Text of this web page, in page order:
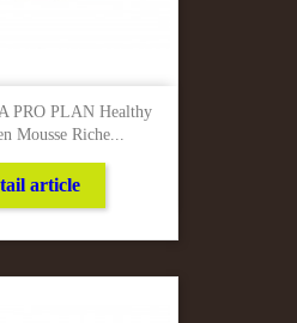
PRO PLAN Healthy
Mousse Riche...
article